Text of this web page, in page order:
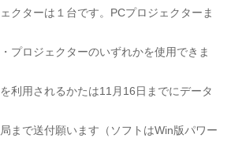
ェクターは１台です。PCプロジェクターま
クターのいずれかを使用できま
るかたは11月16日までにデータ
願います（ソフトはWin版パワー